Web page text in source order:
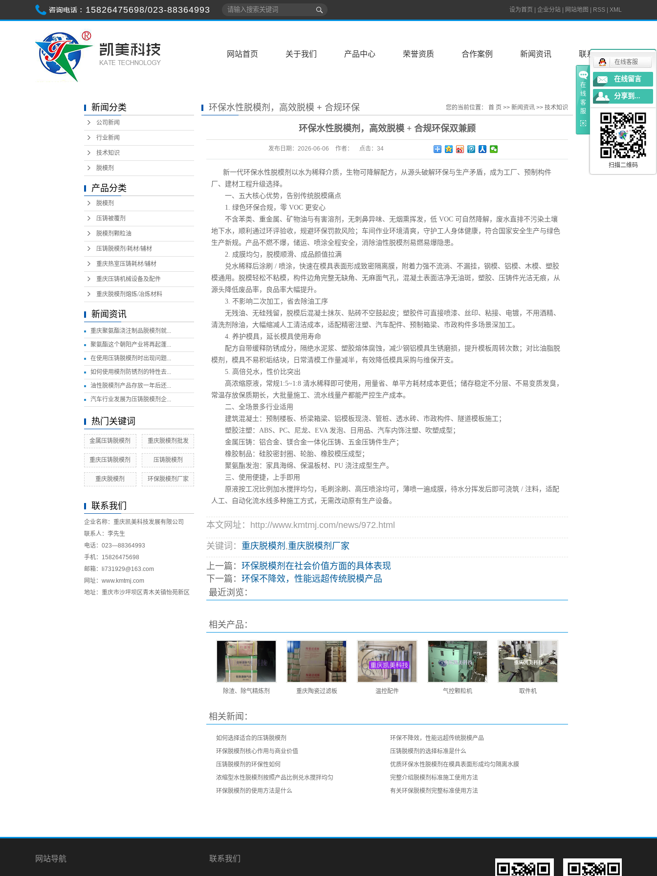
15826475698/023-88364993 设为首页 企业分站 网站地图 RSS XML
网站首页 关于我们 产品中心 荣誉资质 合作案例 新闻资讯 联系我们
新闻分类
公司新闻
行业新闻
技术知识
脱模剂
产品分类
脱模剂
压铸被覆剂
脱模剂颗粒油
压铸脱模剂/耗材/辅材
重庆热室压铸耗材/辅材
重庆压铸机械设备及配件
重庆脱模剂熔炼/冶炼材料
新闻资讯
重庆聚氨酯浇注制品脱模剂就...
聚氨酯这个朝阳产业将再起蓬...
在使用压铸脱模剂时出现问题...
如何使用模剂防锈剂的特性去...
油性脱模剂产品存放一年后还...
汽车行业发展为压铸脱模剂企...
热门关键词
金属压铸脱模剂 重庆脱模剂批发
重庆压铸脱模剂 压铸脱模剂
重庆脱模剂 环保脱模剂厂家
联系我们
企业名称：重庆凯美科技发展有限公司
联系人：李先生
电话：023—88364993
手机：15826475698
邮箱：li731929@163.com
网址：www.kmtmj.com
地址：重庆市沙坪坝区青木关镇怡苑新区
环保水性脱模剂，高效脱模 + 合规环保
您的当前位置： 首 页 >> 新闻资讯 >> 技术知识
环保水性脱模剂，高效脱模 + 合规环保双兼顾
发布日期： 2026-06-06 作者： 点击： 34
新一代环保水性脱模剂以水为稀释介质，生物可降解配方，从源头破解环保与生产矛盾，成为工厂、预制构件
厂、建材工程升级选择。
一、五大核心优势，告别传统脱模痛点
1. 绿色环保合规，零 VOC 更安心
不含苯类、重金属、矿物油与有害溶剂，无刺鼻异味、无烟熏挥发，低 VOC 可自然降解，废水直排不污染土壤
地下水，顺利通过环评验收，规避环保罚款风险；车间作业环境清爽，守护工人身体健康，符合国家安全生产与绿色
生产新规。产品不燃不爆，储运、喷涂全程安全，消除油性脱模剂易燃易爆隐患。
2. 成膜均匀，脱模顺滑、成品颜值拉满
兑水稀释后涂刷 / 喷涂，快速在模具表面形成致密隔离膜，附着力强不流淌、不漏挂，钢模、铝模、木模、塑胶
模通用。脱模轻松不粘模，构件边角完整无缺角、无麻面气孔，混凝土表面洁净无油斑，塑胶、压铸件光洁无痕，从
源头降低废品率，良品率大幅提升。
3. 不影响二次加工，省去除油工序
无残油、无硅残留，脱模后混凝土抹灰、贴砖不空鼓起皮；塑胶件可直接喷漆、丝印、粘接、电镀，不用酒精、
清洗剂除油，大幅缩减人工清洁成本，适配精密注塑、汽车配件、预制箱梁、市政构件多场景深加工。
4. 养护模具，延长模具使用寿命
配方自带缓释防锈成分，隔绝水泥浆、塑胶熔体腐蚀，减少钢铝模具生锈磨损，提升模板周转次数；对比油脂脱
模剂，模具不易积垢结块，日常清模工作量减半，有效降低模具采购与维保开支。
5. 高倍兑水，性价比突出
高浓缩原液，常规1:5~1:8 清水稀释即可使用，用量省、单平方耗材成本更低；储存稳定不分层、不易变质发臭，
常温存放保质期长，大批量施工、流水线量产都能严控生产成本。
二、全场景多行业适用
建筑混凝土：预制楼板、桥梁箱梁、铝模板现浇、管桩、透水砖、市政构件、隧道模板施工；
塑胶注塑：ABS、PC、尼龙、EVA 发泡、日用品、汽车内饰注塑、吹塑成型；
金属压铸：铝合金、镁合金一体化压铸、五金压铸件生产；
橡胶制品：硅胶密封圈、轮胎、橡胶模压成型；
聚氨酯发泡：家具海绵、保温板材、PU 浇注成型生产。
三、使用便捷，上手即用
原液按工况比例加水搅拌均匀，毛刷涂刷、高压喷涂均可，薄喷一遍成膜，待水分挥发后即可浇筑 / 注料，适配
人工、自动化流水线多种施工方式，无需改动原有生产设备。
本文网址：http://www.kmtmj.com/news/972.html
关键词： 重庆脱模剂 ,重庆脱模剂厂家
上一篇： 环保脱模剂在社会价值方面的具体表现
下一篇： 环保不降效，性能远超传统脱模产品
最近浏览：
相关产品：
除渣、除气精炼剂 重庆陶瓷过滤板 温控配件 气控颗粒机 取件机
相关新闻：
如何选择适合的压铸脱模剂
环保不降效，性能远超传统脱模产品
环保脱模剂核心作用与商业价值
压铸脱模剂的选择标准是什么
压铸脱模剂的环保性如何
优质环保水性脱模剂在模具表面形成均匀隔离水膜
浓缩型水性脱模剂按照产品比例兑水搅拌均匀
完整介绍脱模剂标准施工使用方法
环保脱模剂的使用方法是什么
有关环保脱模剂完整标准使用方法
网站导航 联系我们
在
线
客
服
在线客服
在线留言
分享到...
扫描二维码